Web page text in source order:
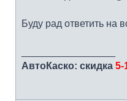
Буду рад ответить на
АвтоКаско: скидка 5-